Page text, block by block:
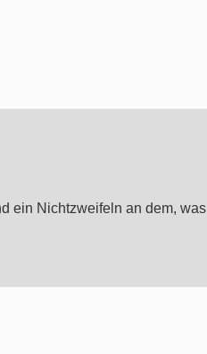
ein Nichtzweifeln an dem, was